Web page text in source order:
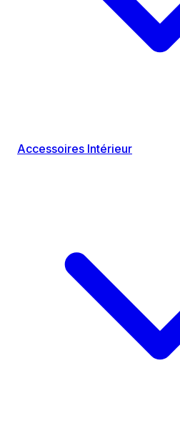
Accessoires Intérieur